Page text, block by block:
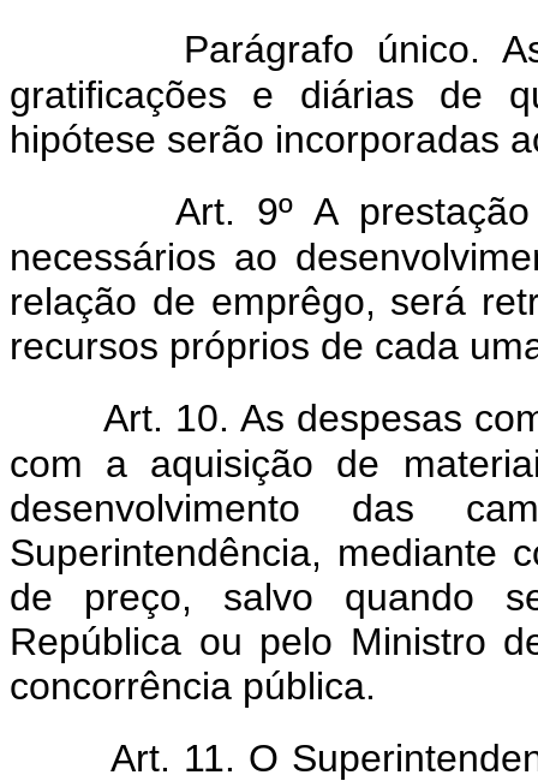
Parágrafo único.
gratificações e diárias de
hipótese serão incorporadas
Art. 9º A
necessários ao
relação de emprêgo, será
recursos próprios de cada
Art. 10. As despesas
com a aquisição de
desenvolvimento das
Superintendência, mediante
de preço, salvo quando
República ou pelo Ministro
concorrência pública.
Art. 11. O